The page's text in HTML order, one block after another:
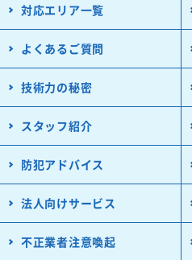
対応エリア一覧
よくあるご質問
技術力の秘密
スタッフ紹介
防犯アドバイス
法人向けサービス
不正業者注意喚起